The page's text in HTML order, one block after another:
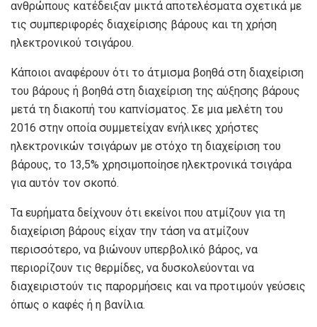
ανθρώπους κατέδειξαν μικτά αποτελέσματα σχετικά με
τις συμπεριφορές διαχείρισης βάρους και τη χρήση
ηλεκτρονικού τσιγάρου.
Κάποιοι αναφέρουν ότι το άτμισμα βοηθά στη διαχείριση
του βάρους ή βοηθά στη διαχείριση της αύξησης βάρους
μετά τη διακοπή του καπνίσματος. Σε μια μελέτη του
2016 στην οποία συμμετείχαν ενήλικες χρήστες
ηλεκτρονικών τσιγάρων με στόχο τη διαχείριση του
βάρους, το 13,5% χρησιμοποίησε ηλεκτρονικά τσιγάρα
για αυτόν τον σκοπό.
Τα ευρήματα δείχνουν ότι εκείνοι που ατμίζουν για τη
διαχείριση βάρους είχαν την τάση να ατμίζουν
περισσότερο, να βιώνουν υπερβολικό βάρος, να
περιορίζουν τις θερμίδες, να δυσκολεύονται να
διαχειριστούν τις παρορμήσεις και να προτιμούν γεύσεις
όπως ο καφές ή η βανίλια.